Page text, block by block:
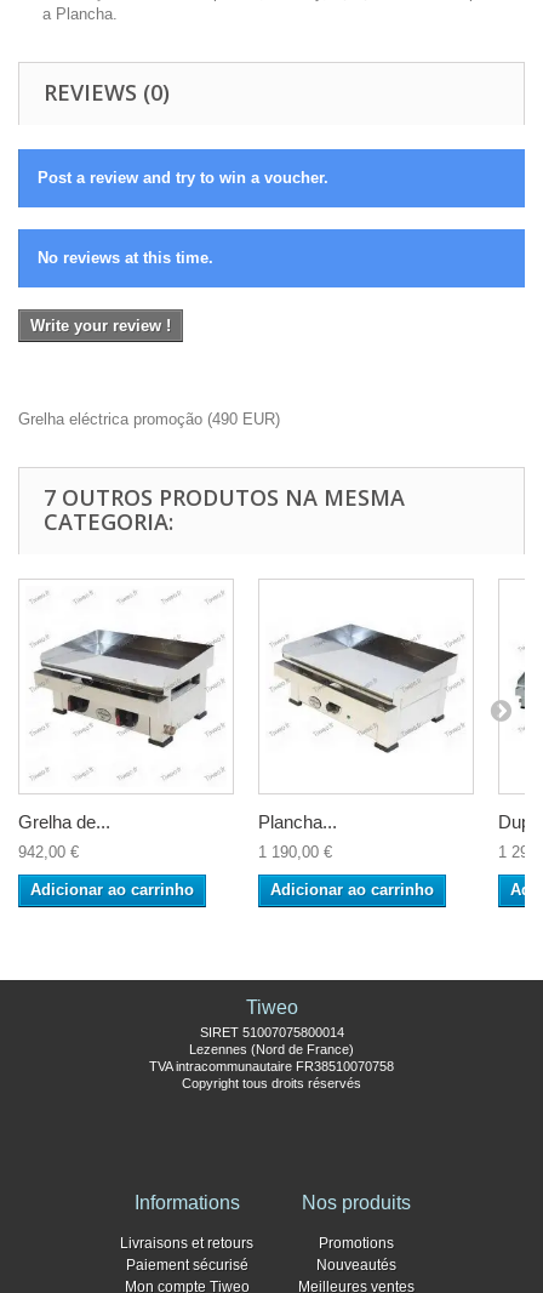
a Plancha.
REVIEWS (0)
Post a review and try to win a voucher.
No reviews at this time.
Write your review !
Grelha eléctrica promoção (490 EUR)
7 OUTROS PRODUTOS NA MESMA
CATEGORIA:
Grelha de...
942,00 €
Adicionar ao carrinho
Plancha...
1 190,00 €
Adicionar ao carrinho
1
Tiweo
SIRET 51007075800014
Lezennes (Nord de France)
TVA intracommunautaire FR38510070758
Copyright tous droits réservés
Informations
Livraisons et retours
Paiement sécurisé
Mon compte Tiweo
Nos produits
Promotions
Nouveautés
Meilleures ventes